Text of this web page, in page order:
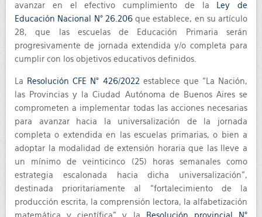
avanzar en el efectivo cumplimiento de la
Ley de
Educación Nacional N° 26.206que establece, en su artículo
28, que las escuelas de Educación Primaria serán
progresivamente de jornada extendida y/o completa para
cumplir con los objetivos educativos definidos.
La Resolución CFE N° 426/2022 establece que “La Nación,
las Provincias y la Ciudad Autónoma de Buenos Aires se
comprometen a implementar todas las acciones necesarias
para avanzar hacia la universalización de la jornada
completa o extendida en las escuelas primarias, o bien a
adoptar la modalidad de extensión horaria que las lleve a
un mínimo de veinticinco (25) horas semanales como
estrategia escalonada hacia dicha universalización”,
destinada prioritariamente al “fortalecimiento de la
producción escrita, la comprensión lectora, la alfabetización